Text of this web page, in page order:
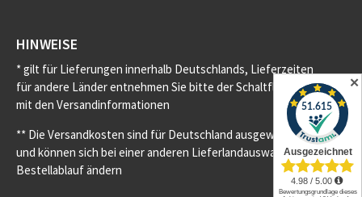
HINWEISE
* gilt für Lieferungen innerhalb Deutschlands, Lieferzeiten
für andere Länder entnehmen Sie bitte der Schaltfläche
mit den Versandinformationen
** Die Versandkosten sind für Deutschland ausgewiesen
und können sich bei einer anderen Lieferlandauswahl im
Bestellablauf ändern
✕